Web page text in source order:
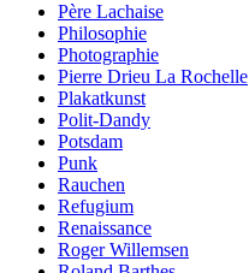
Père Lachaise
Philosophie
Photographie
Pierre Drieu La Rochelle
Plakatkunst
Polit-Dandy
Potsdam
Punk
Rauchen
Refugium
Renaissance
Roger Willemsen